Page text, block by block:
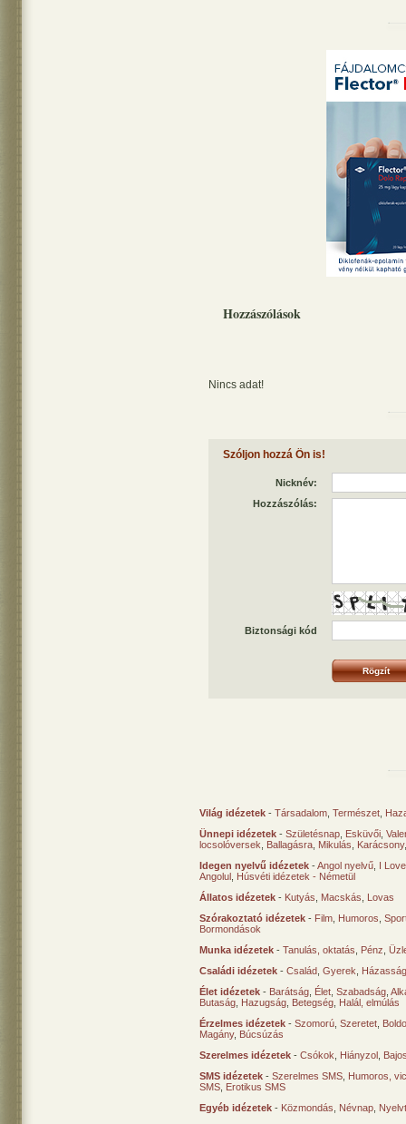
Hozzászólások
Nincs adat!
Szóljon hozzá Ön is!
Nicknév:
Hozzászólás:
Biztonsági kód
Világ idézetek - Társadalom Természet
Ünnepi idézetek - Születésnap Esküvői
locsolóversek
Ballagásra Mikulás Karácsony
Idegen nyelvű idézetek -Angol nyelvű I
Angolul Húsvéti idézetek - Németül
Állatos idézetek - Kutyás Macskás
Lovas
Szórakoztató idézetek - Film Humoros
Bormondások
Munka idézetek - Tanulás, oktatás Pénz
Családi idézetek - Család Gyerek
Élet idézetek - Barátság Élet Szabadság
Butaság Hazugság Betegség Halál, elmúlás
Érzelmes idézetek - Szomorú Szeretet
Magány, Búcsúzás
Szerelmes idézetek - Csókok Hiányzol
SMS idézetek - Szerelmes SMS Humoros,
SMS Erotikus SMS
Egyéb idézetek - Közmondás Névnap